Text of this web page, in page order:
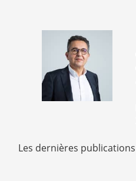
Les dernières publications